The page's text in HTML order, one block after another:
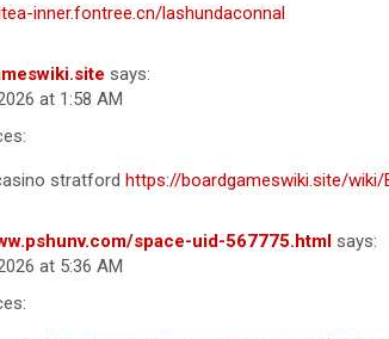
inner.fontree.cn/lashundaconnal
says:
at 1:58 AM
stratford https://boardgameswiki.site/
space-uid-567775.html says:
at 5:36 AM